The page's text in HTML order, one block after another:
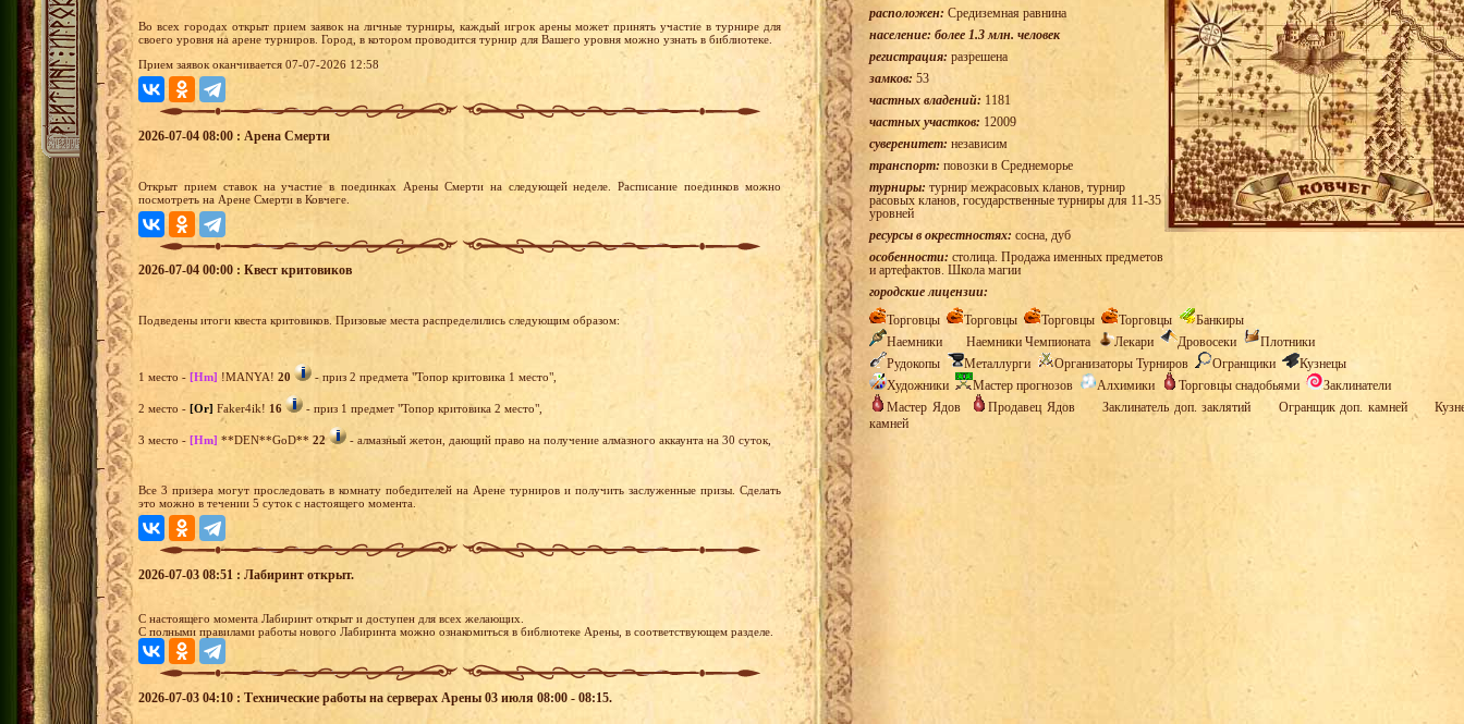
Во всех городах открыт прием заявок на личные турниры, каждый игрок арены может принять участие в турнире для
своего уровня на арене турниров. Город, в котором проводится турнир для Вашего уровня можно узнать в библиотеке.
Прием заявок оканчивается 07-07-2026 12:58
2026-07-04 08:00 : Арена Смерти
Открыт прием ставок на участие в поединках Арены Смерти на следующей неделе. Расписание поединков можно
посмотреть на Арене Смерти в Ковчеге.
2026-07-04 00:00 : Квест критовиков
Подведены итоги квеста критовиков. Призовые места распределились следующим образом:
1 место - [Hm] !MANYA! 20 - приз 2 предмета "Топор критовика 1 место",
2 место - [Or] Faker4ik! 16 - приз 1 предмет "Топор критовика 2 место",
3 место - [Hm] **DEN**GoD** 22 - алмазный жетон, дающий право на получение алмазного аккаунта на 30 суток,
Все 3 призера могут проследовать в комнату победителей на Арене турниров и получить заслуженные призы. Сделать
это можно в течении 5 суток с настоящего момента.
2026-07-03 08:51 : Лабиринт открыт.
С настоящего момента Лабиринт открыт и доступен для всех желающих.
С полными правилами работы нового Лабиринта можно ознакомиться в библиотеке Арены, в соответствующем разделе.
2026-07-03 04:10 : Технические работы на серверах Арены 03 июля 08:00 - 08:15.
расположен: Средиземная равнина
население: более 1.3 млн. человек
регистрация: разрешена
замков: 53
частных владений: 1181
частных участков: 12009
суверенитет: независим
транспорт: повозки в Среднеморье
турниры: турнир межрасовых кланов, турнир
расовых кланов, государственные турниры для 11-35
уровней
ресурсы в окрестностях: сосна, дуб
особенности: столица. Продажа именных предметов
и артефактов. Школа магии
городские лицензии:
Торговцы
Торговцы Торговцы Торговцы
Банкиры
Наемники
Наемники Чемпионата Лекари Дровосеки
Плотники
Рудокопы
Металлурги Организаторы Турниров Огранщики
Кузнецы
Художники
Мастер прогнозов Алхимики Торговцы снадобьями
Заклинатели
Мастер Ядов
Продавец Ядов Заклинатель доп. заклятий Огранщик доп. камней
камней